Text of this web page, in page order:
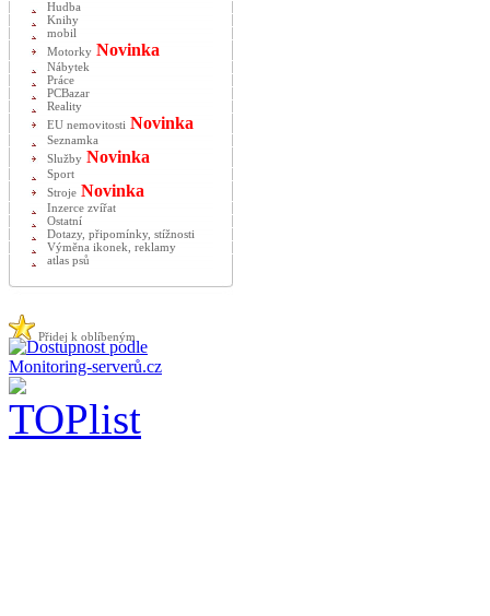
Hudba
Knihy
mobil
Motorky Novinka
Nábytek
Práce
PCBazar
Reality
EU nemovitosti Novinka
Seznamka
Služby Novinka
Sport
Stroje Novinka
Inzerce zvířat
Ostatní
Dotazy, připomínky, stížnosti
Výměna ikonek, reklamy
atlas psů
Přidej k oblíbeným